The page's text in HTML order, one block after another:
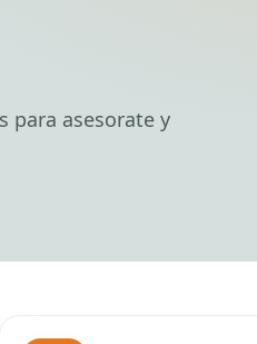
para asesorate y